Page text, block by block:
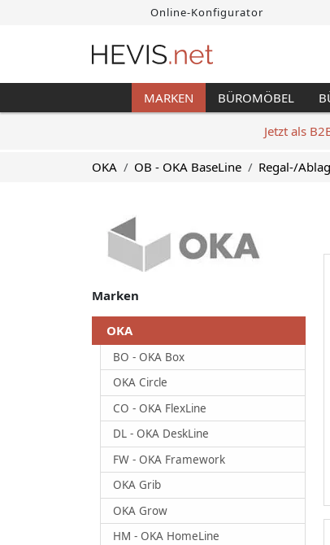
Online-Konfigurator
MARKEN BÜROMÖBEL
Jetzt als
OKA OB - OKA BaseLine Regal-/
Marken
OKA
BO - OKA Box
OKA Circle
CO - OKA FlexLine
DL - OKA DeskLine
FW - OKA Framework
OKA Grib
OKA Grow
HM - OKA HomeLine